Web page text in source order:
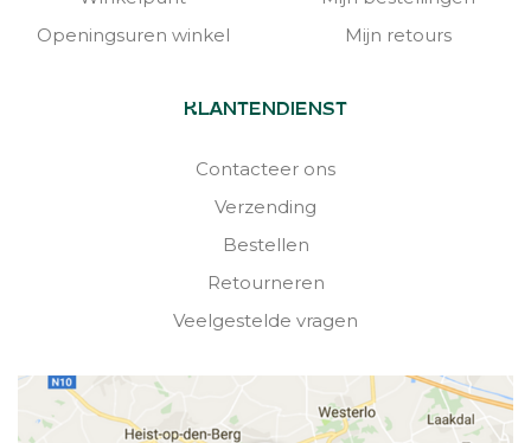
Openingsuren winkel
Mijn retours
KLANTENDIENST
Contacteer ons
Verzending
Bestellen
Retourneren
Veelgestelde vragen